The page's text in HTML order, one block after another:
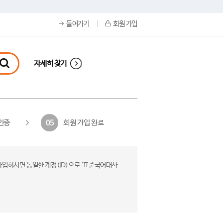
들어가기 회원 가입
자세히 찾기
증 05 회원 가입 완료
하시면 동일한 계정(ID)으로 ‘표준국어대사